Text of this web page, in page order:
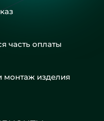
часть оплаты
монтаж изделия